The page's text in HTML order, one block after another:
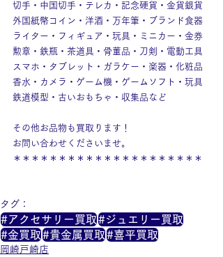
切手・中国切手・テレカ・記念硬貨・金貨銀貨
外国紙幣コイン・洋酒・万年筆・ブランド食器
ライター・フィギュア・玩具・ミニカー・金券
勲章・鉄瓶・茶道具・骨董品・刀剣・電動工具
スマホ・タブレット・ガラケー・楽器・化粧品
香水・カメラ・ゲーム機・ゲームソフト・玩具
鉄道模型・古いおもちゃ・収集品など
その他お品物も買取ります！
お問い合わせくださいませ。
＊＊＊＊＊＊＊＊＊＊＊＊＊＊＊＊＊＊＊＊＊
タグ：
#アクセサリー買取#ジュエリー買取
#金買取#貴金属買取#喜平買取
岡崎戸崎店